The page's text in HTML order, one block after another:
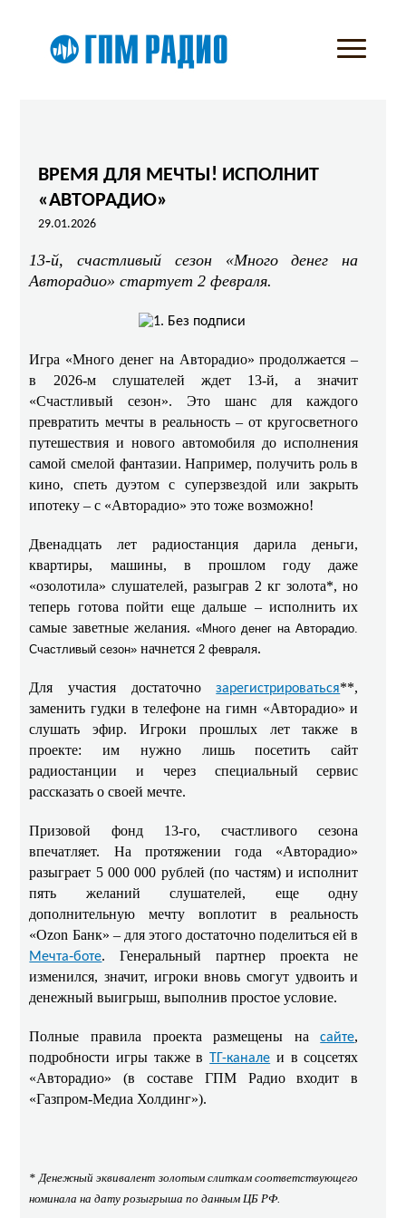
ВРЕМЯ ДЛЯ МЕЧТЫ! ИСПОЛНИТ
«АВТОРАДИО»
29.01.2026
13-й, счастливый сезон «Много денег на
Авторадио» стартует 2 февраля.
Игра «Много денег на Авторадио» продолжается –
в 2026-м слушателей ждет 13-й, а значит
«Счастливый сезон». Это шанс для каждого
превратить мечты в реальность – от кругосветного
путешествия и нового автомобиля до исполнения
самой смелой фантазии. Например, получить роль в
кино, спеть дуэтом с суперзвездой или закрыть
ипотеку – с «Авторадио» это тоже возможно!
Двенадцать лет радиостанция дарила деньги,
квартиры, машины, в прошлом году даже
«озолотила» слушателей, разыграв 2 кг золота*, но
теперь готова пойти еще дальше – исполнить их
самые заветные желания.«Много денег на Авторадио.
Счастливый сезон» начнется 2 февраля.
Для участия достаточнозарегистрироваться**,
заменить гудки в телефоне на гимн «Авторадио» и
слушать эфир. Игроки прошлых лет также в
проекте: им нужно лишь посетить сайт
радиостанции и через специальный сервис
рассказать о своей мечте.
Призовой фонд 13-го, счастливого сезона
впечатляет. На протяжении года «Авторадио»
разыграет 5 000 000 рублей (по частям) и исполнит
пять желаний слушателей, еще одну
дополнительную мечту воплотит в реальность
«Ozon Банк» – для этого достаточно поделиться ей в
Мечта‑боте. Генеральный партнер проекта не
изменился, значит, игроки вновь смогут удвоить и
денежный выигрыш, выполнив простое условие.
Полные правила проекта размещены насайте,
подробности игры также вТГ-канале и в соцсетях
«Авторадио» (в составе ГПМ Радио входит в
«Газпром-Медиа Холдинг»).
* Денежный эквивалент золотым слиткам соответствующего
номинала на дату розыгрыша по данным ЦБ РФ.